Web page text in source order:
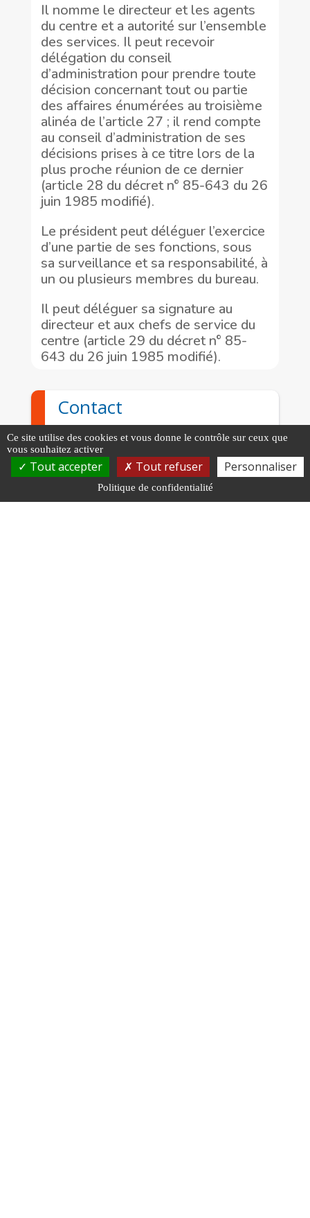
Il nomme le directeur et les agents
du centre et a autorité sur l’ensemble
des services. Il peut recevoir
délégation du conseil
d’administration pour prendre toute
décision concernant tout ou partie
des affaires énumérées au troisième
alinéa de l’article 27 ; il rend compte
au conseil d’administration de ses
décisions prises à ce titre lors de la
plus proche réunion de ce dernier
(article 28 du décret n° 85-643 du 26
juin 1985 modifié).
Le président peut déléguer l’exercice
d’une partie de ses fonctions, sous
sa surveillance et sa responsabilité, à
un ou plusieurs membres du bureau.
Il peut déléguer sa signature au
directeur et aux chefs de service du
centre (article 29 du décret n° 85-
643 du 26 juin 1985 modifié).
Contact
Affaires Générales - Secrétariat de
Direction
Formulaire de contact via AGIRHE
Thème : Communication
Ce site utilise des cookies et vous donne le contrôle sur ceux que
vous souhaitez activer
Tout accepter Tout refuser Personnaliser
Politique de confidentialité